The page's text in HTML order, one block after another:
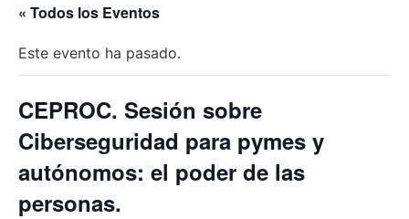
« Todos los Eventos
Este evento ha pasado.
CEPROC. Sesión sobre
Ciberseguridad para pymes y
autónomos: el poder de las
personas.